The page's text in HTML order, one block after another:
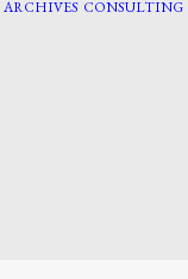
ARCHIVES CONSULTING